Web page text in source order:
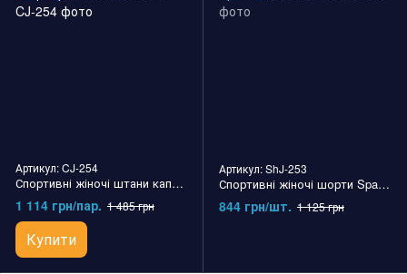
Артикул: CJ-254
Спортивні жіночі штани капрі Spandex Pants NPC
1 114 грн/пар. 1 485 грн
Купити
Артикул: ShJ-253
Спортивні жіночі шорти Spandex short NPC
844 грн/шт. 1 125 грн